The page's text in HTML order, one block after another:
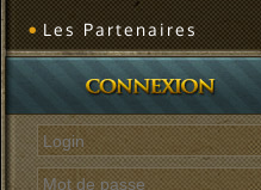
Les Partenaires